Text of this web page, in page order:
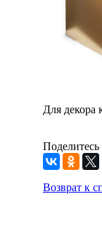
Для декора
Поделитесь
Возврат к